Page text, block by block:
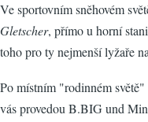
Ve sportovním sněhovém
Gletscher, přímo u horní
toho pro ty nejmenší lyžaře
Po místním "rodinném
vás provedou B.BIG und